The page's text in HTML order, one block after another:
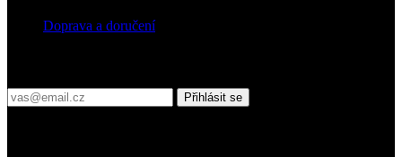
Doprava a doručení
Přihlásit se